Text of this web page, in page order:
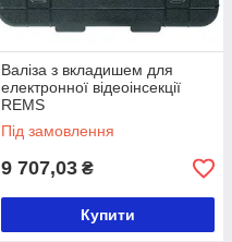
Валіза з вкладишем для
електронної відеоінсекції
REMS
Під замовлення
9 707,03 ₴
Купити